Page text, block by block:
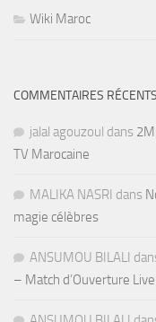
Wiki Maroc
COMMENTAIRES RÉCENTS
jalal agouzoul dans
TV Marocaine
MALIKA NASRI dans
magie célèbres
ANSUMOU BILALI
– Match d’Ouverture